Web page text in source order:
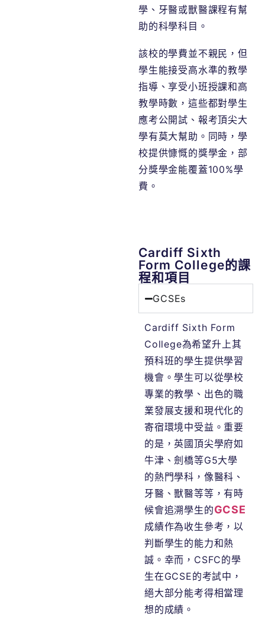
學、牙醫或獸醫課程有幫
助的科學科目。
該校的學費並不親民，但
學生能接受高水準的教學
指導、享受小班授課和高
教學時數，這些都對學生
應考公開試、報考頂尖大
學有莫大幫助。同時，學
校提供慷慨的獎學金，部
分獎學金能覆蓋100%學
費。
Cardiff Sixth
Form College的課
程和項目
GCSEs
Cardiff Sixth Form
College為希望升上其
預科班的學生提供學習
機會。學生可以從學校
專業的教學、出色的職
業發展支援和現代化的
寄宿環境中受益。重要
的是，英國頂尖學府如
牛津、劍橋等G5大學
的熱門學科，像醫科、
牙醫、獸醫等等，有時
候會追溯學生的GCSE
成績作為收生參考，以
判斷學生的能力和熱
誠。幸而，CSFC的學
生在GCSE的考試中，
絕大部分能考得相當理
想的成績。